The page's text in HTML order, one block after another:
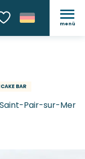
les favoris
menü
BAR
Pair-sur-Mer